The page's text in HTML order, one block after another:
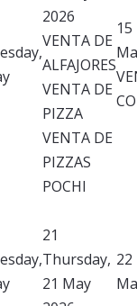
2026
VENTA DE
ALFAJORES
VENTA DE
PIZZA
VENTA DE
PIZZAS
POCHI
15
21
Thursday,
21 May
22